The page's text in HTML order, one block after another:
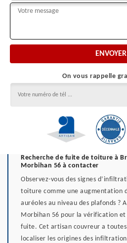
On vous rappelle
Recherche de fuite de toiture à
Morbihan 56 à contacter
Observez-vous des signes
toiture comme une augmentation
auréoles au niveau des plafonds ?
Morbihan 56 pour la vérification et
fuite. Cet artisan couvreur a
localiser les origines des